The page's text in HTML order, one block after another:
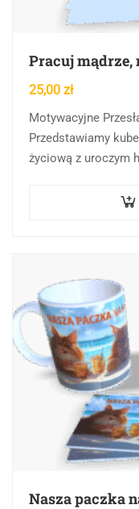
Pracuj mądrze,
25,00 zł
Motywacyjne
Przedstawiamy
życiową z uroczym
Nasza paczka